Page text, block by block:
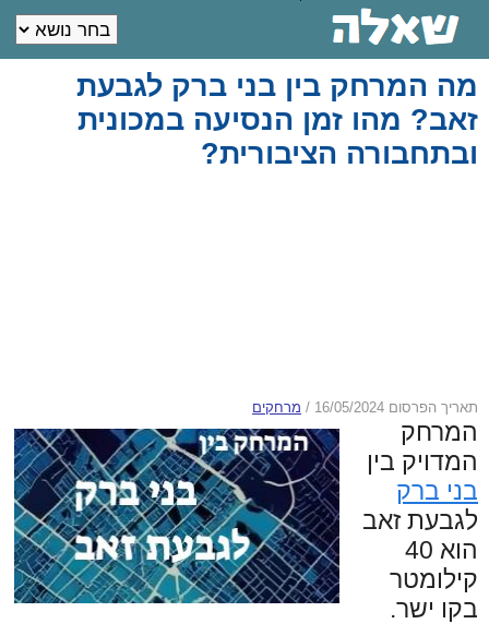
מה המרחק בין בני ברק לגבעת
זאב? מהו זמן הנסיעה במכונית
ובתחבורה הציבורית?
תאריך הפרסום 16/05/2024 / מרחקים
המרחק
המדויק בין
בני ברק
לגבעת זאב
הוא 40
קילומטר
בקו ישר.